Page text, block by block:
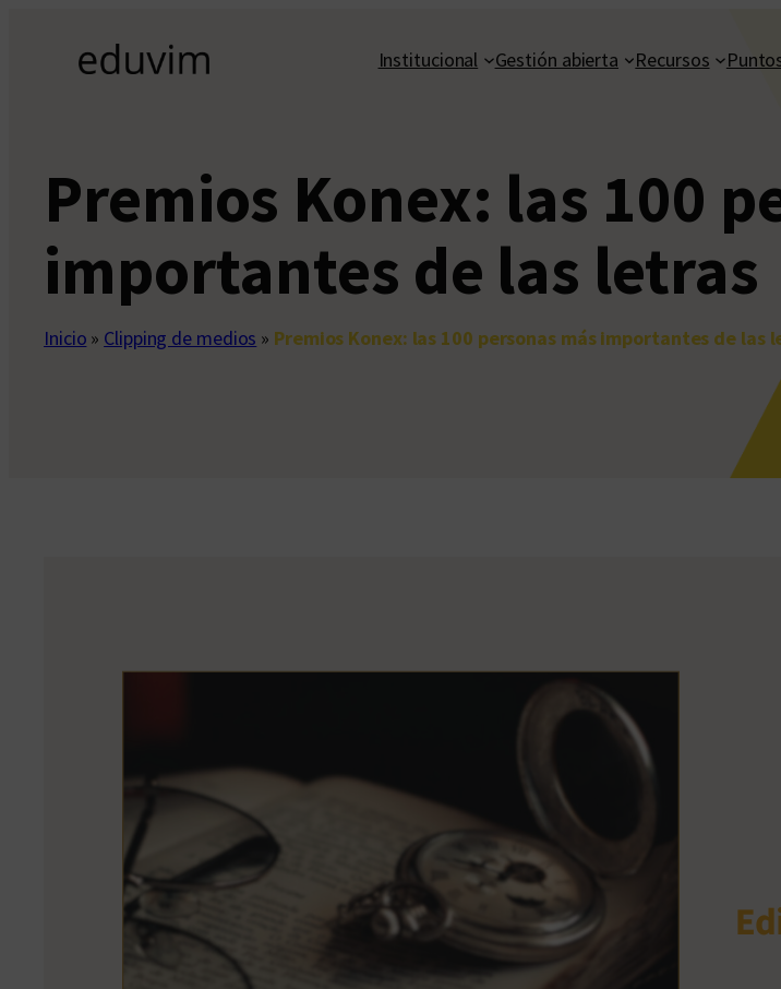
contenido
Institucional Gestión abierta Recursos
Premios Konex: las 100
importantes de las letras
Inicio » Clipping de medios » Premios Konex: las 100 personas más importantes de las